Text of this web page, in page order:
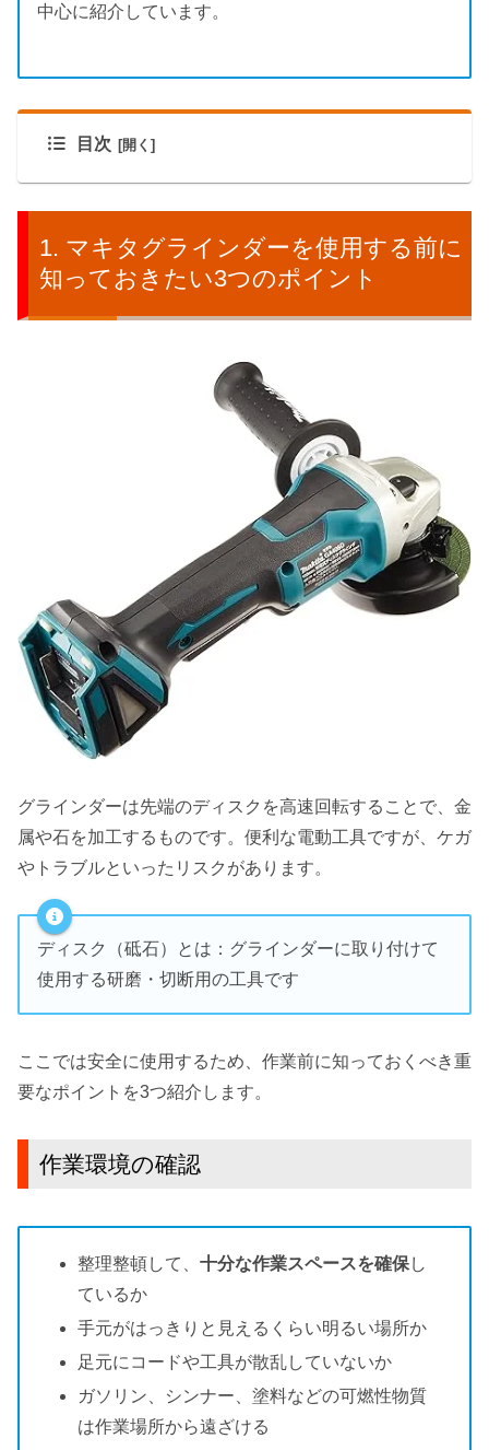
中心に紹介しています。
目次
マキタグラインダーを使用する前に
知っておきたい3つのポイント
グラインダーは先端のディスクを高速回転することで、金
属や石を加工するものです。便利な電動工具ですが、 ケガ
やトラブルといったリスク があります。
ディスク（砥石）とは： グラインダーに取り付けて
使用する研磨・切断用の工具です
ここでは安全に使用するため、 作業前に知っておくべき重
要なポイント を3つ紹介します。
作業環境の確認
整理整頓して、十分な作業スペースを確保し
ているか
手元がはっきりと見えるくらい明るい場所か
足元にコードや工具が散乱していないか
ガソリン、シンナー、塗料などの可燃性物質
は作業場所から遠ざける